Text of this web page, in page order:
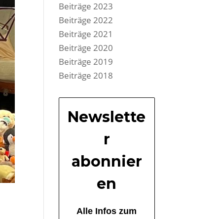
Beiträge 2023
Beiträge 2022
Beiträge 2021
Beiträge 2020
Beiträge 2019
Beiträge 2018
Newslette
r
abonnier
en
Alle Infos zum